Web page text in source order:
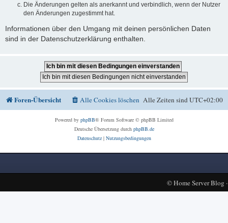
Die Änderungen gelten als anerkannt und verbindlich, wenn der Nutzer
den Änderungen zugestimmt hat.
Informationen über den Umgang mit deinen persönlichen Daten
sind in der Datenschutzerklärung enthalten.
Foren-Übersicht Alle Zeiten sindUTC+02:00
Alle Cookies löschen
Powered by phpBB® Forum Software © phpBB Limited
Deutsche Übersetzung durch phpBB.de
Datenschutz| Nutzungsbedingungen
©Home Server Blog